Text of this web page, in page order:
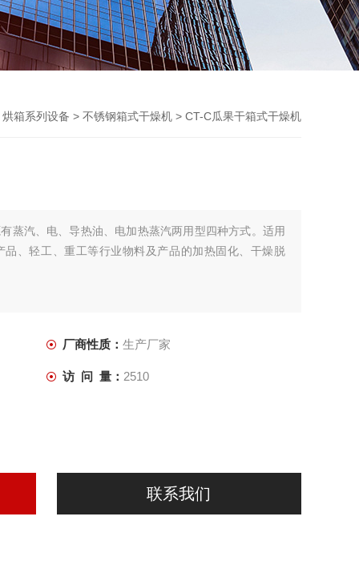
烘箱系列设备 > 不锈钢箱式干燥机 > CT-C瓜果干箱式干燥机
蒸汽、电、导热油、电加热蒸汽两用型四种方式。适用
、轻工、重工等行业物料及产品的加热固化、干燥脱
厂商性质： 生产厂家
访 问 量： 2510
联系我们